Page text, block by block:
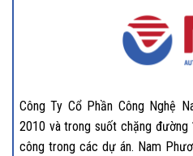
Công Ty Cổ Phần Công Nghệ
2010 và trong suốt chặng
công trong các dự án. Nam